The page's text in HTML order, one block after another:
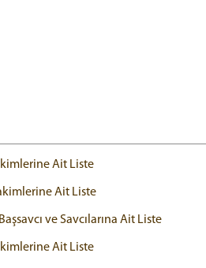
Ait Liste
Ait Liste
ve Savcılarına Ait Liste
Ait Liste